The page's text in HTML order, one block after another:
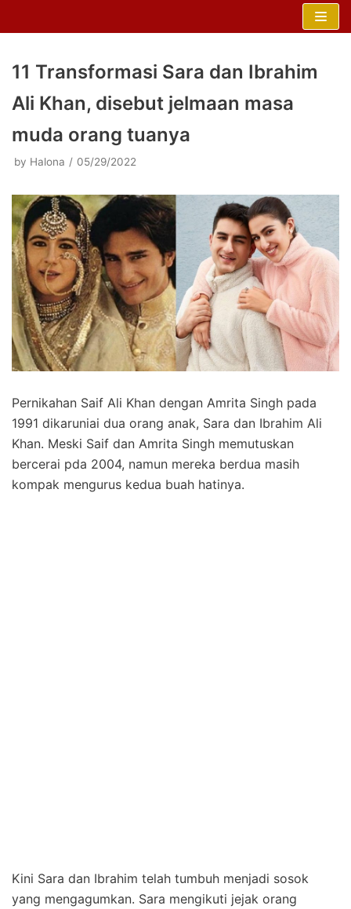
11 Transformasi Sara dan Ibrahim
Ali Khan, disebut jelmaan masa
muda orang tuanya
by Halona 05/29/2022
Pernikahan Saif Ali Khan dengan Amrita Singh pada
1991 dikaruniai dua orang anak, Sara dan Ibrahim Ali
Khan. Meski Saif dan Amrita Singh memutuskan
bercerai pda 2004, namun mereka berdua masih
kompak mengurus kedua buah hatinya.
Kini Sara dan Ibrahim telah tumbuh menjadi sosok
yang mengagumkan. Sara mengikuti jejak orang